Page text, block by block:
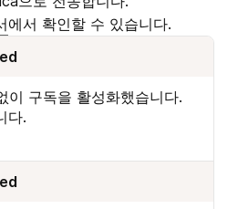
에서 확인할 수 있습니다.
이 구독을 활성화했습니다.
다.